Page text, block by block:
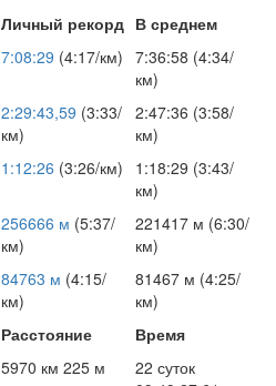
Личный рекорд В среднем
7:08:29 (4:17/км) 7:36:58 (4:34/
км)
2:29:43,59 (3:33/
км)
2:47:36 (3:58/
км)
1:12:26 (3:26/км)
1:18:29 (3:43/
км)
256666 м (5:37/
км)
221417 м (6:30/
км)
84763 м (4:15/
км)
81467 м (4:25/
км)
Расстояние
Время
5970 км 225 м
22 суток